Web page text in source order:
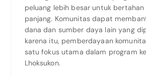
peluang lebih besar untuk bertahan
panjang. Komunitas dapat
dana dan sumber daya lain yang
karena itu, pemberdayaan
satu fokus utama dalam program
Lhoksukon.